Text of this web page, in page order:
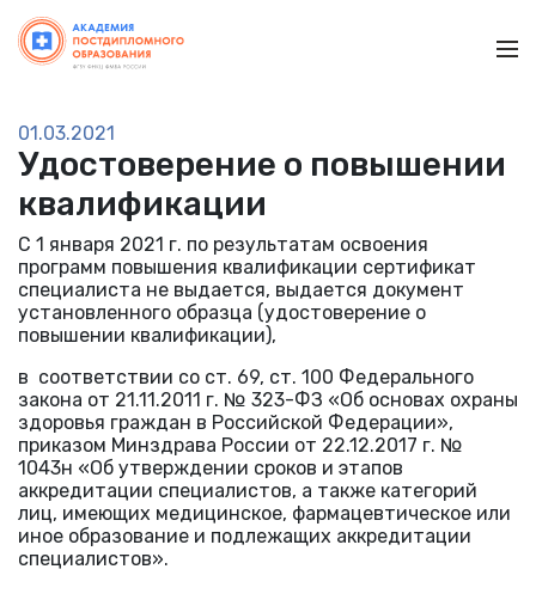
01.03.2021
Удостоверение о повышении
квалификации
С 1 января 2021 г. по результатам освоения
программ повышения квалификации сертификат
специалиста не выдается, выдается документ
установленного образца (удостоверение о
повышении квалификации),
в соответствии со ст. 69, ст. 100 Федерального
закона от 21.11.2011 г. № 323-ФЗ «Об основах охраны
здоровья граждан в Российской Федерации»,
приказом Минздрава России от 22.12.2017 г. №
1043н «Об утверждении сроков и этапов
аккредитации специалистов, а также категорий
лиц, имеющих медицинское, фармацевтическое или
иное образование и подлежащих аккредитации
специалистов».